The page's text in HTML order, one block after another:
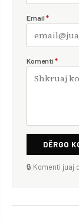
Email *
Komenti *
DËRGO
🔒 Komenti